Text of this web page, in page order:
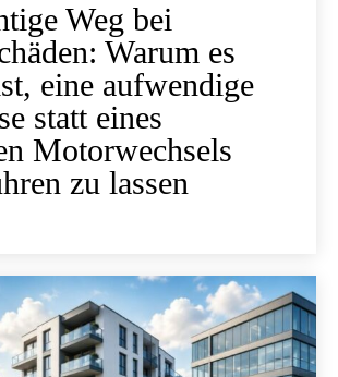
Weg bei
Warum es
eine aufwendige
statt eines
Motorwechsels
zu lassen